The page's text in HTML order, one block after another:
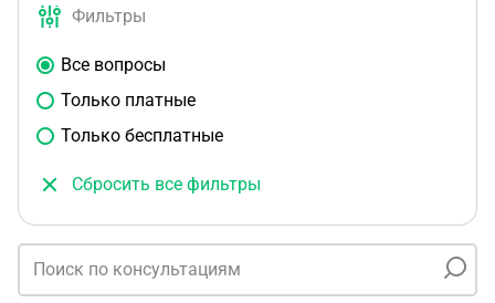
Фильтры
Все вопросы
Только платные
Только бесплатные
Сбросить все фильтры